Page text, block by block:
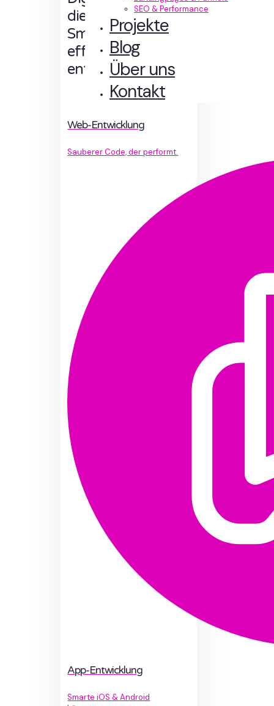
SEO & Performance
Projekte
Blog
Über uns
Kontakt
die Sinn machen.
Smart designt und
effizient
entwickelt.
Web-Entwicklung
Sauberer Code, der performt.
App-Entwicklung
Smarte iOS & Android